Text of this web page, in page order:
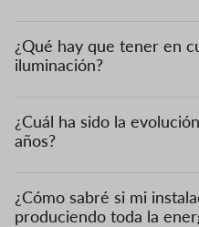
¿Qué hay que tener en
iluminación?
¿Cuál ha sido la
años?
¿Cómo sabré si mi
produciendo toda la